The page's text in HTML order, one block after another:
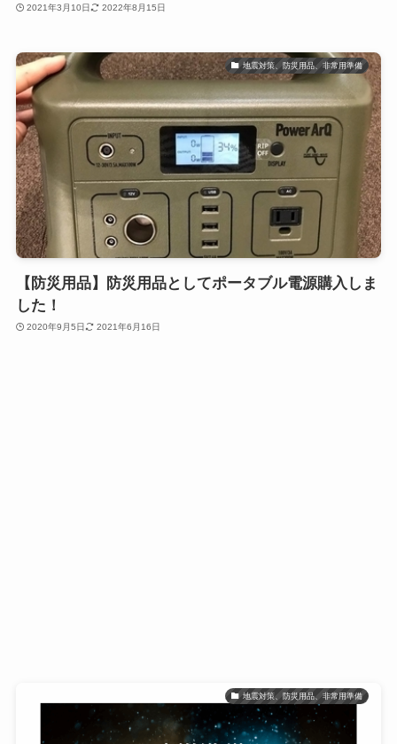
2021年3月10日 2022年8月15日
地震対策、防災用品、非常用準備
【防災用品】防災用品としてポータブル電源購入しま
した！
2020年9月5日 2021年6月16日
地震対策、防災用品、非常用準備